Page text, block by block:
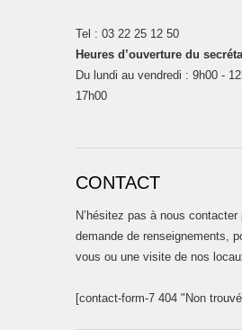
Tel : 03 22 25 12 50
Heures d’ouverture du
Du lundi au vendredi : 9h00 -
17h00
CONTACT
N’hésitez pas à nous contacter
demande de renseignements,
vous ou une visite de nos
[contact-form-7 404 "Non